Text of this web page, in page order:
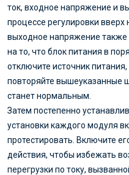
ток, входное напряжение и
процессе регулировки
выходное напряжение также
на то, что блок питания в
отключите источник
повторяйте вышеуказанные
станет нормальным.
Затем постепенно
установки каждого модуля
протестировать. Включите
действия, чтобы избежать
перегрузки по току,